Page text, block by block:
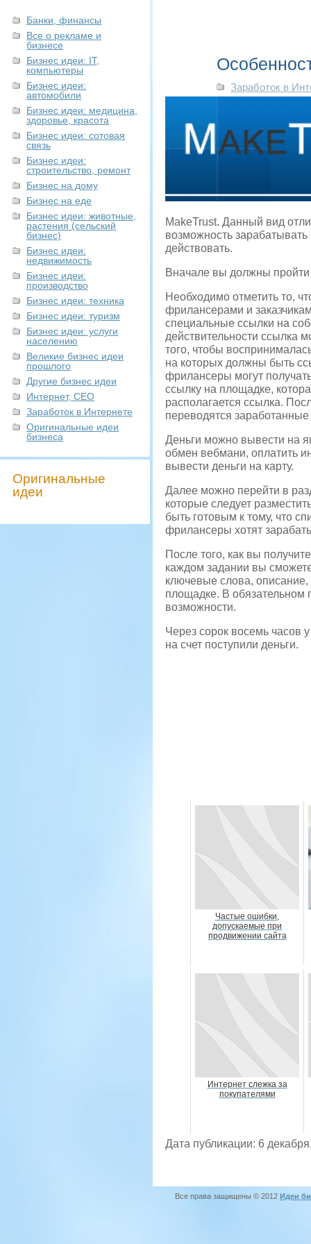
Банки, финансы
Все о рекламе и
бизнесе
Бизнес идеи: IT,
компьютеры
Бизнес идеи:
автомобили
Бизнес идеи: медицина,
здоровье, красота
Бизнес идеи: сотовая
связь
Бизнес идеи:
строительство, ремонт
Бизнес на дому
Бизнес на еде
Бизнес идеи: животные,
растения (сельский
бизнес)
Бизнес идеи:
недвижимость
Бизнес идеи:
производство
Бизнес идеи: техника
Бизнес идеи: туризм
Бизнес идеи: услуги
населению
Великие бизнес идеи
прошлого
Другие бизнес идеи
Интернет, СЕО
Заработок в Интернете
Оригинальные идеи
бизнеса
Оригинальные
идеи
Заработок в
MakeTrust. Данный вид
возможность
действовать.
Вначале вы должны пройти
Необходимо отметить то,
фрилансерами и
специальные ссылки на
действительности ссылка
того, чтобы
на которых должны быть
фрилансеры могут
ссылку на площадке,
располагается ссылка.
переводятся заработанные
Деньги можно вывести на
обмен вебмани, оплатить
вывести деньги на карту.
Далее можно перейти в
которые следует
быть готовым к тому, что
фрилансеры хотят
После того, как вы
каждом задании вы
ключевые слова, описание,
площадке. В обязательном
возможности.
Через сорок восемь часов
на счет поступили деньги.
Частые ошибки,
допускаемые при
продвижении сайта
Интернет слежка за
покупателями
Дата публикации: 6
Все права защищены © 2012 Идеи